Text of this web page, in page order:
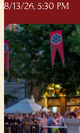
8/13/26, 5:30 PM